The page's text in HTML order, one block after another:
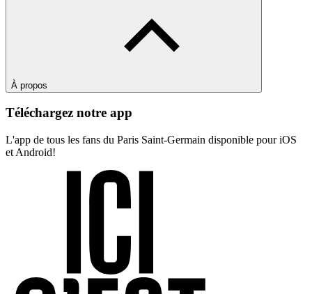
À propos
Téléchargez notre app
L'app de tous les fans du Paris Saint-Germain disponible pour iOS
et Android!